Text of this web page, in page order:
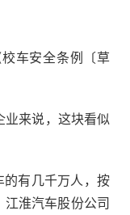
车安全条例〔草
来说，这块看似
有几千万人，按
淮汽车股份公司